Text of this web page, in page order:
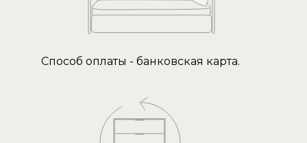
Способ оплаты - банковская карта.